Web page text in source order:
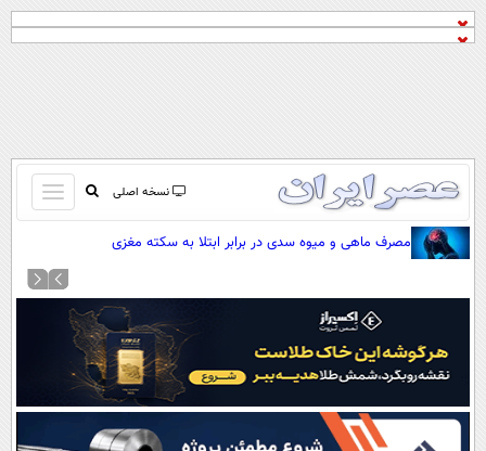
نسخه اصلی
باز
و
کردن
صفحه اول
آرشیو
نظرسنجی
آب و هوا
اوقات شرعی
مصرف ماهی و میوه سدی در برابر ابتلا به سکته مغزی